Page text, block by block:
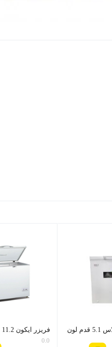
فريزر جنرال كلاس 5.1 قدم لون
موديل ICN1-316
0.0